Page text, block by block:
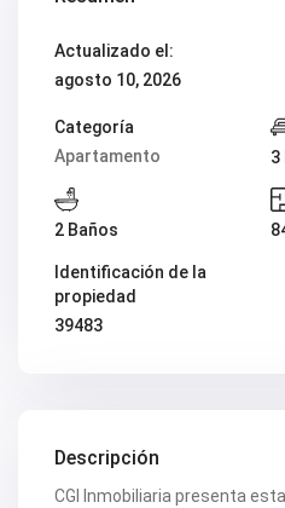
V2420
V2421
V2422
V2426
V2428
V2429
V2431
V2432
V2434
V2436
V2437
V2438
V2448
V2456
Actualizado el:
agosto 10, 2026
Categoría
Apartamento
3
2 Baños
Identificación de la
propiedad
39483
Descripción
CGI Inmobiliaria presenta